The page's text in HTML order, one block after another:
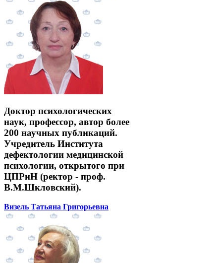
Доктор психологических
наук, профессор, автор более
200 научных публикаций.
Учредитель Института
дефектологии медицинской
психологии, открытого при
ЦПРиН (ректор - проф.
В.М.Шкловский).
Визель Татьяна Григорьевна